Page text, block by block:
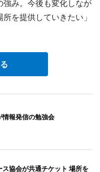
強み。今後も変化しなが
を提供していきたい」
情報発信の勉強会
協会が共通チケット 場所を